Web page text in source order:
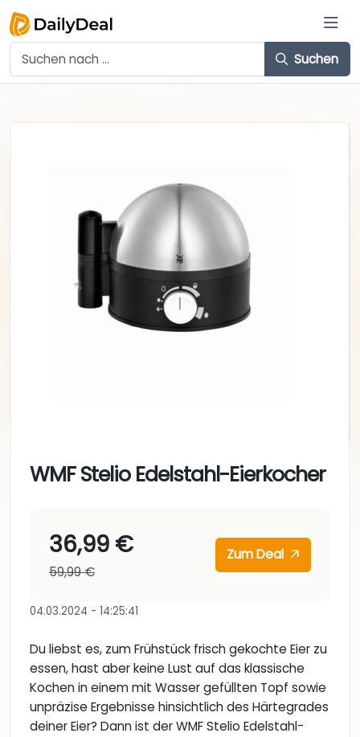
Suchen
WMF Stelio Edelstahl-Eierkocher
36,99 €
59,99 €
Zum Deal
04.03.2024 - 14:25:41
Du liebst es, zum Frühstück frisch gekochte Eier zu
essen, hast aber keine Lust auf das klassische
Kochen in einem mit Wasser gefüllten Topf sowie
unpräzise Ergebnisse hinsichtlich des Härtegrades
deiner Eier? Dann ist der WMF Stelio Edelstahl-